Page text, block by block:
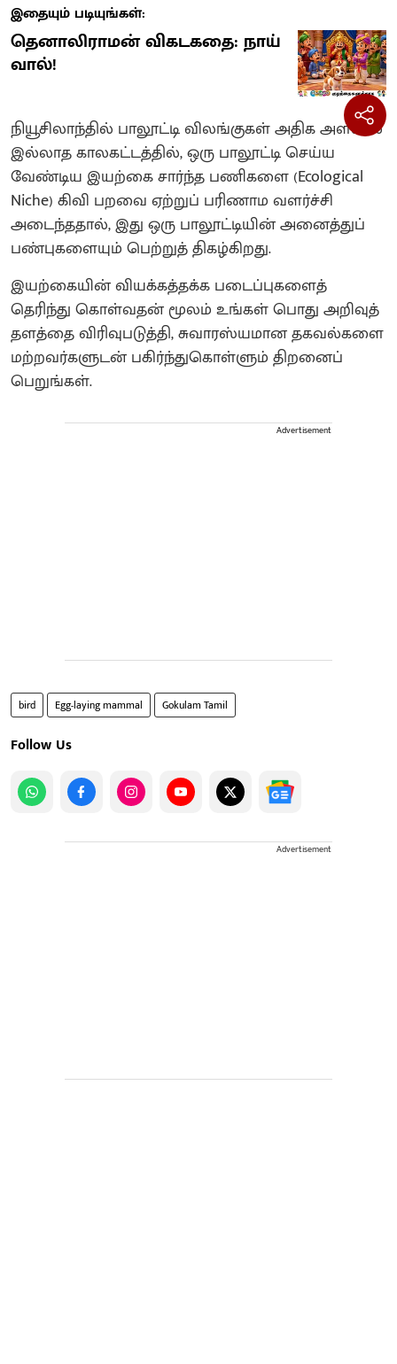
இதையும் படியுங்கள்:
தெனாலிராமன் விகடகதை: நாய்
வால்!
நியூசிலாந்தில் பாலூட்டி விலங்குகள் அதிக அளவில்
இல்லாத காலகட்டத்தில், ஒரு பாலூட்டி செய்ய
வேண்டிய இயற்கை சார்ந்த பணிகளை (Ecological
Niche) கிவி பறவை ஏற்றுப் பரிணாம வளர்ச்சி
அடைந்ததால், இது ஒரு பாலூட்டியின் அனைத்துப்
பண்புகளையும் பெற்றுத் திகழ்கிறது.
இயற்கையின் வியக்கத்தக்க படைப்புகளைத்
தெரிந்து கொள்வதன் மூலம் உங்கள் பொது அறிவுத்
தளத்தை விரிவுபடுத்தி, சுவாரஸ்யமான தகவல்களை
மற்றவர்களுடன் பகிர்ந்துகொள்ளும் திறனைப்
பெறுங்கள்.
Advertisement
bird Egg-laying mammal Gokulam Tamil
Follow Us
Advertisement